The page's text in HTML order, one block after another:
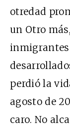
otredad
un Otro
inmigrantes
perdió la
agosto de
caro. No